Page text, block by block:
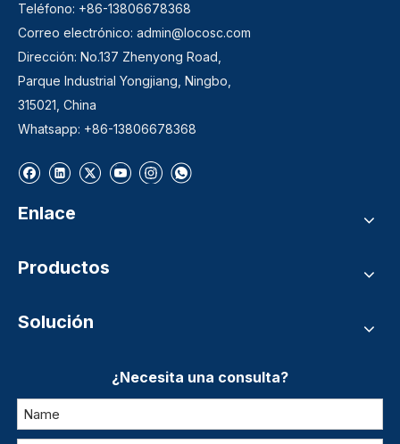
Teléfono: +86-13806678368
Correo electrónico: admin@locosc.com
Dirección: No.137 Zhenyong Road,
Parque Industrial Yongjiang, Ningbo,
315021, China
Whatsapp: +86-13806678368
Enlace
Productos
Solución
¿Necesita una consulta?